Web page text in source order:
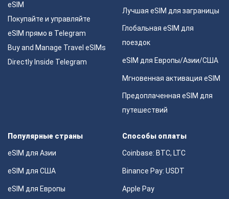
eSIM
Покупайте и управляйте
eSIM прямо в Telegram
Buy and Manage Travel eSIMs
Directly Inside Telegram
Лучшая eSIM для заграницы
Глобальная eSIM для
поездок
eSIM для Европы/Азии/США
Мгновенная активация eSIM
Предоплаченная eSIM для
путешествий
Популярные страны
eSIM для Азии
eSIM для США
eSIM для Европы
Способы оплаты
Coinbase: BTC, LTC
Binance Pay: USDT
Apple Pay